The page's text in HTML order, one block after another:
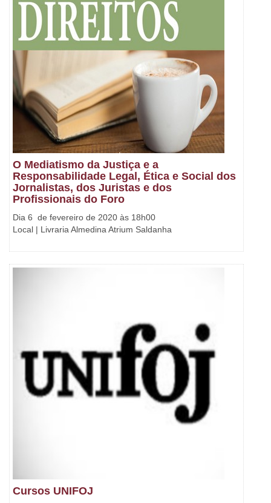
O Mediatismo da Justiça e a
Responsabilidade Legal, Ética e Social dos
Jornalistas, dos Juristas e dos
Profissionais do Foro
Dia 6 de fevereiro de 2020 às 18h00
Local | Livraria Almedina Atrium Saldanha
Cursos UNIFOJ